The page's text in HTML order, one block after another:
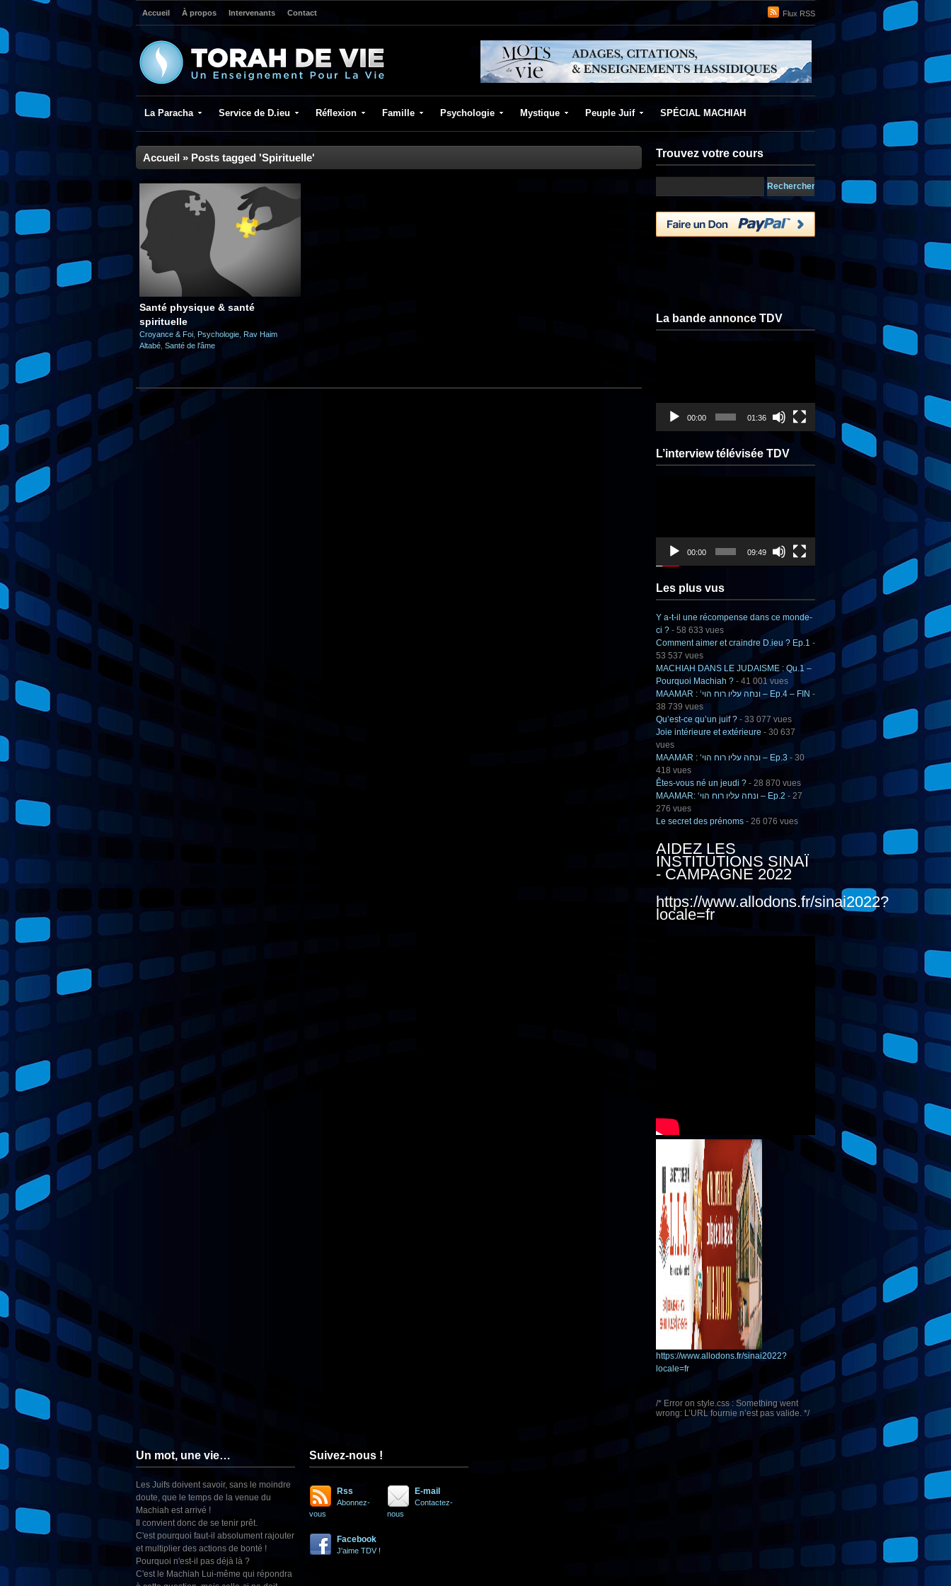
Flux RSS
Accueil À propos Intervenants Contact
La Paracha Service de D.ieu Réflexion Famille Psychologie Mystique Peuple Juif SPÉCIAL MACHIAH
Accueil » Posts tagged 'Spirituelle'
Santé physique & santé
spirituelle
Croyance & Foi Psychologie Rav Haim
Altabé Santé de l'âme
Trouvez votre cours
La bande annonce TDV
00:00 01:36
L’interview télévisée TDV
00:00 09:49
Les plus vus
Y a-t-il une récompense dans ce monde-
ci ? - 58 633 vues
Comment aimer et craindre D.ieu ? Ep.1 -
53 537 vues
MACHIAH DANS LE JUDAISME : Qu.1 –
Pourquoi Machiah ? - 41 001 vues
MAAMAR : ‘ונחה עליו רוח הוי – Ep.4 – FIN -
38 739 vues
Qu’est-ce qu’un juif ? - 33 077 vues
Joie intérieure et extérieure - 30 637
vues
MAAMAR : ‘ונחה עליו רוח הוי – Ep.3 - 30
418 vues
Êtes-vous né un jeudi ? - 28 870 vues
MAAMAR: ‘ונחה עליו רוח הוי – Ep.2 - 27
276 vues
Le secret des prénoms - 26 076 vues
AIDEZ LES
INSTITUTIONS SINAÏ
- CAMPAGNE 2022
https://www.allodons.fr/sinai2022?
locale=fr
https://www.allodons.fr/sinai2022?
locale=fr
/* Error on style.css : Something went
wrong: L’URL fournie n’est pas valide. */
Un mot, une vie…
Les Juifs doivent savoir, sans le moindre
doute, que le temps de la venue du
Machiah est arrivé !
Il convient donc de se tenir prêt.
C'est pourquoi faut-il absolument rajouter
et multiplier des actions de bonté !
Pourquoi n'est-il pas déjà là ?
C'est le Machiah Lui-même qui répondra
Suivez-nous !
Rss
Abonnez-
vous
E-mail
Contactez-
nous
Facebook
J'aime TDV !